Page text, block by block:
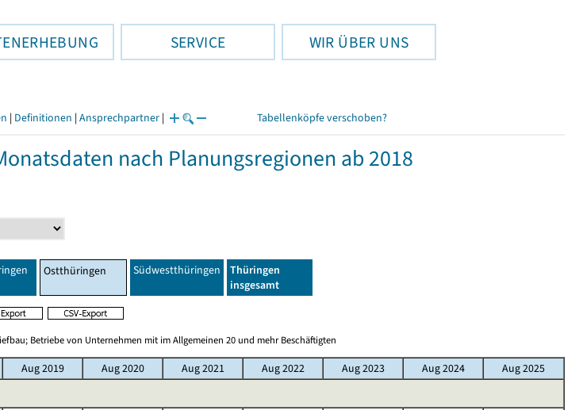
SERVICE WIR ÜBER UNS
| Definitionen | Ansprechpartner | Tabellenköpfe verschoben?
nach Planungsregionen ab 2018
Ostthüringen Südwestthüringen
Thüringen
insgesamt
Betriebe von Unternehmen mit im Allgemeinen 20 und mehr Beschäftigten
Aug 2019 Aug 2020 Aug 2021 Aug 2022 Aug 2023 Aug 2024 Aug 2025